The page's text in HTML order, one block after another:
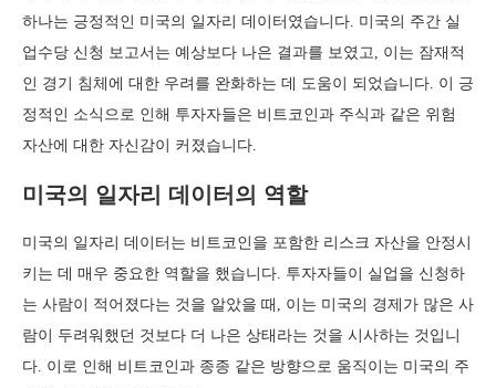
하나는 긍정적인 미국의 일자리 데이터였습니다. 미국의 주간 실
업수당 신청 보고서는 예상보다 나은 결과를 보였고, 이는 잠재적
인 경기 침체에 대한 우려를 완화하는 데 도움이 되었습니다. 이 긍
정적인 소식으로 인해 투자자들은 비트코인과 주식과 같은 위험
자산에 대한 자신감이 커졌습니다.
미국의 일자리 데이터의 역할
미국의 일자리 데이터는 비트코인을 포함한 리스크 자산을 안정시
키는 데 매우 중요한 역할을 했습니다. 투자자들이 실업을 신청하
는 사람이 적어졌다는 것을 알았을 때, 이는 미국의 경제가 많은 사
람이 두려워했던 것보다 더 나은 상태라는 것을 시사하는 것입니
다. 이로 인해 비트코인과 종종 같은 방향으로 움직이는 미국의 주